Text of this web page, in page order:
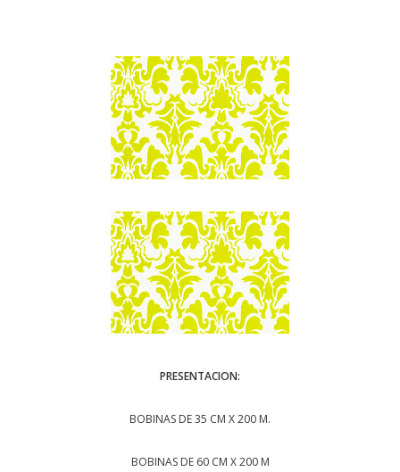
PRESENTACION:
BOBINAS DE 35 CM X 200 M.
BOBINAS DE 60 CM X 200 M